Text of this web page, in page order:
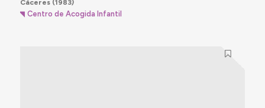
Cáceres(1983)
Centro de Acogida Infantil